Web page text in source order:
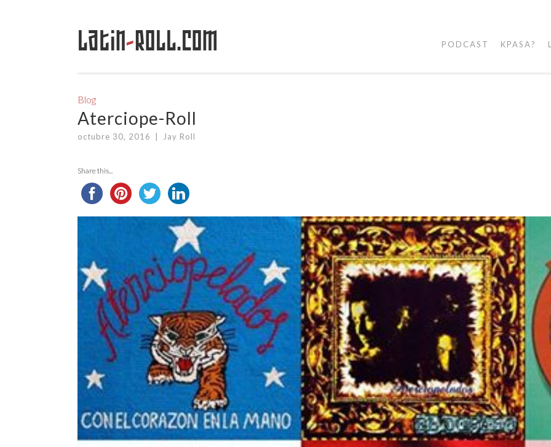
Saltar
Latin-Roll.com PODCAST KPASA?
Blog
Aterciope-Roll
octubre 30, 2016 Jay Roll
Share this...